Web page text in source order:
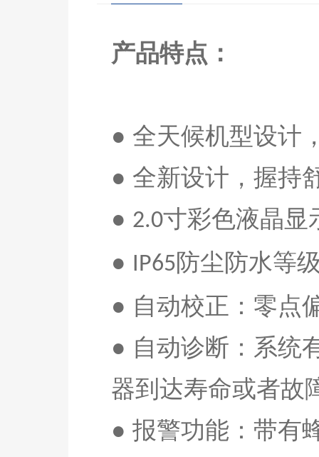
产品特点：
● 全天候机型设计
● 全新设计，握持
● 2.0寸彩色液晶显
● IP65防尘防水等
● 自动校正：零点
● 自动诊断：系统
器到达寿命或者故
● 报警功能：带有